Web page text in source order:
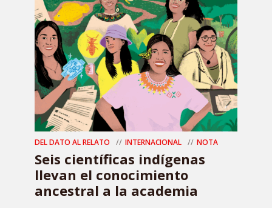
DEL DATO AL RELATO INTERNACIONAL NOTA
Seis científicas indígenas
llevan el conocimiento
ancestral a la academia